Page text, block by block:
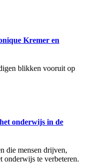
Kremer en
blikken vooruit op
onderwijs in de
die mensen drijven,
te verbeteren.